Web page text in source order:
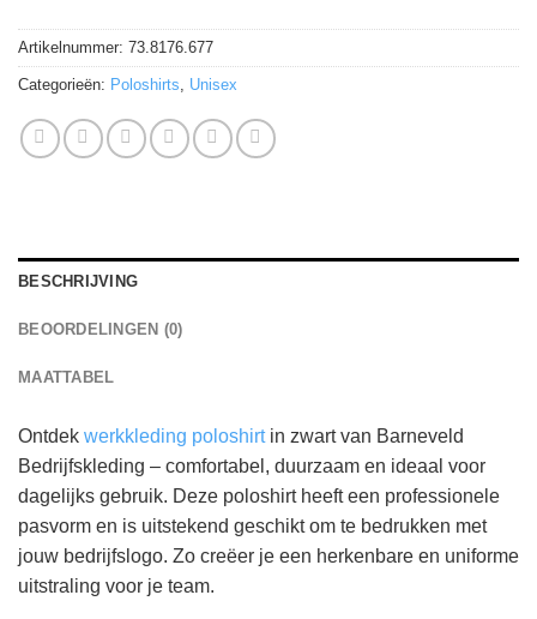
Artikelnummer: 73.8176.677
Categorieën: Poloshirts, Unisex
BESCHRIJVING
BEOORDELINGEN (0)
MAATTABEL
Ontdek werkkleding poloshirtin zwart van Barneveld
Bedrijfskleding – comfortabel, duurzaam en ideaal voor
dagelijks gebruik. Deze poloshirt heeft een professionele
pasvorm en is uitstekend geschikt om te bedrukken met
jouw bedrijfslogo. Zo creëer je een herkenbare en uniforme
uitstraling voor je team.